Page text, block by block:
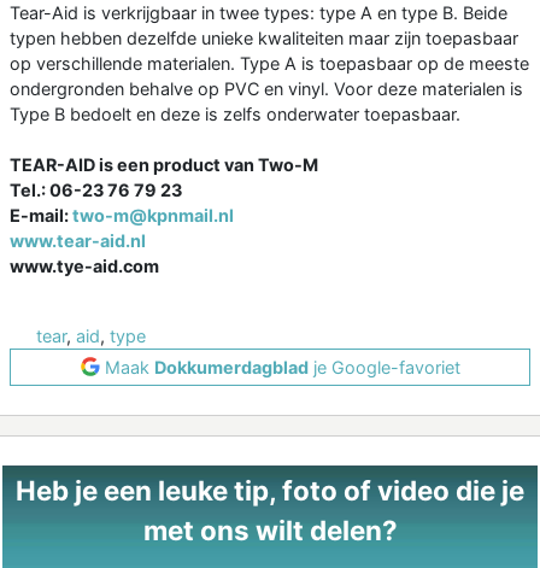
Tear-Aid is verkrijgbaar in twee types: type A en type B. Beide
typen hebben dezelfde unieke kwaliteiten maar zijn toepasbaar
op verschillende materialen. Type A is toepasbaar op de meeste
ondergronden behalve op PVC en vinyl. Voor deze materialen is
Type B bedoelt en deze is zelfs onderwater toepasbaar.
TEAR-AID is een product van Two-M
Tel.: 06-23 76 79 23
E-mail:two-m@kpnmail.nl
www.tear-aid.nl
www.tye-aid.com
tear, aid, type
Maak Dokkumerdagbladje Google-favoriet
Heb je een leuke tip, foto of video die je
met ons wilt delen?